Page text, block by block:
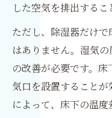
した空気を排出するこ
ただし、除湿器だけ
はありません。湿気
の改善が必要です。
気口を設置すること
によって、床下の温度